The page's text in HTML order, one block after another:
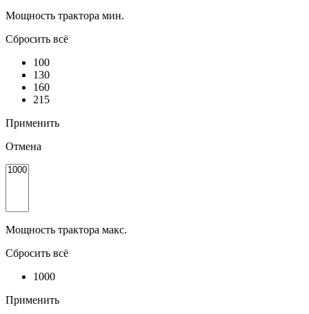
Мощность трактора мин.
Сбросить всё
100
130
160
215
Применить
Отмена
Мощность трактора макс.
Сбросить всё
1000
Применить